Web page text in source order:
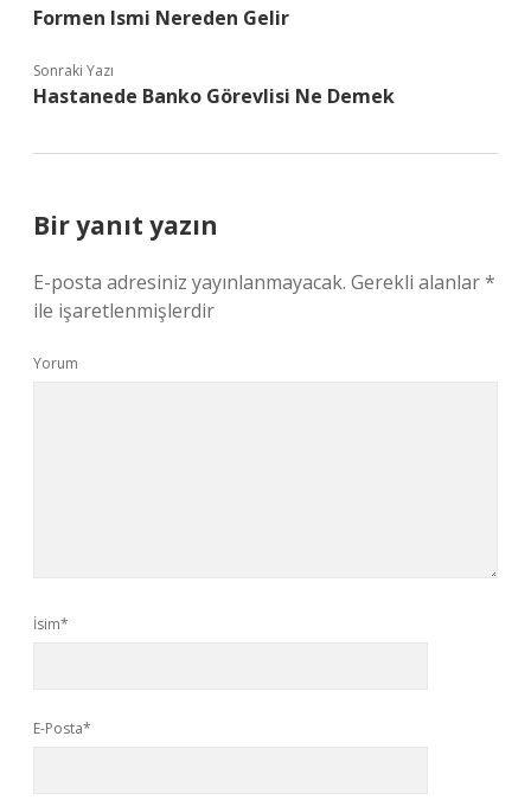
Formen Ismi Nereden Gelir
Sonraki Yazı
Hastanede Banko Görevlisi Ne Demek
Bir yanıt yazın
E-posta adresiniz yayınlanmayacak. Gerekli alanlar*
ile işaretlenmişlerdir
Yorum
İsim*
E-Posta*